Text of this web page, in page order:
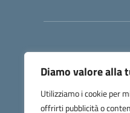
Diamo valore alla
Utilizziamo i cookie per
offrirti pubblicità o